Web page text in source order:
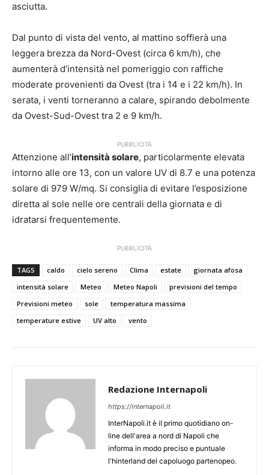
asciutta.
Dal punto di vista del vento, al mattino soffierà una
leggera brezza da Nord-Ovest (circa 6 km/h), che
aumenterà d’intensità nel pomeriggio con raffiche
moderate provenienti da Ovest (tra i 14 e i 22 km/h). In
serata, i venti torneranno a calare, spirando debolmente
da Ovest-Sud-Ovest tra 2 e 9 km/h.
PUBBLICITÀ
Attenzione all’intensità solare, particolarmente elevata
intorno alle ore 13, con un valore UV di 8.7 e una potenza
solare di 979 W/mq. Si consiglia di evitare l’esposizione
diretta al sole nelle ore centrali della giornata e di
idratarsi frequentemente.
PUBBLICITÀ
TAGS caldo cielo sereno Clima estate
giornata afosa
intensità solare
Meteo Meteo Napoli
previsioni del tempo
Previsioni meteo
sole
temperatura massima
temperature estive
UV alto vento
Redazione Internapoli
https://internapoli.it
InterNapoli.it è il primo quotidiano on-
line dell'area a nord di Napoli che
informa in modo preciso e puntuale
l'hinterland del capoluogo partenopeo.